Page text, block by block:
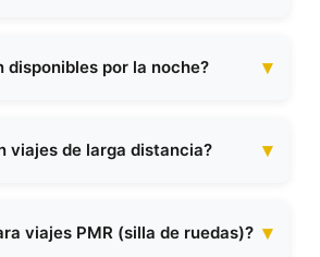
disponibles por la noche?
viajes de larga distancia?
viajes PMR (silla de ruedas)?